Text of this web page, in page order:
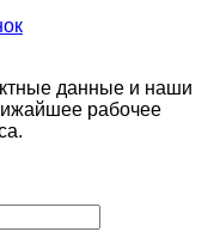
данные и наши
рабочее